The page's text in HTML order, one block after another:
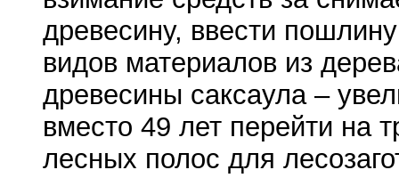
древесину, ввести
видов материалов из
древесины саксаула –
вместо 49 лет перейти на
лесных полос для